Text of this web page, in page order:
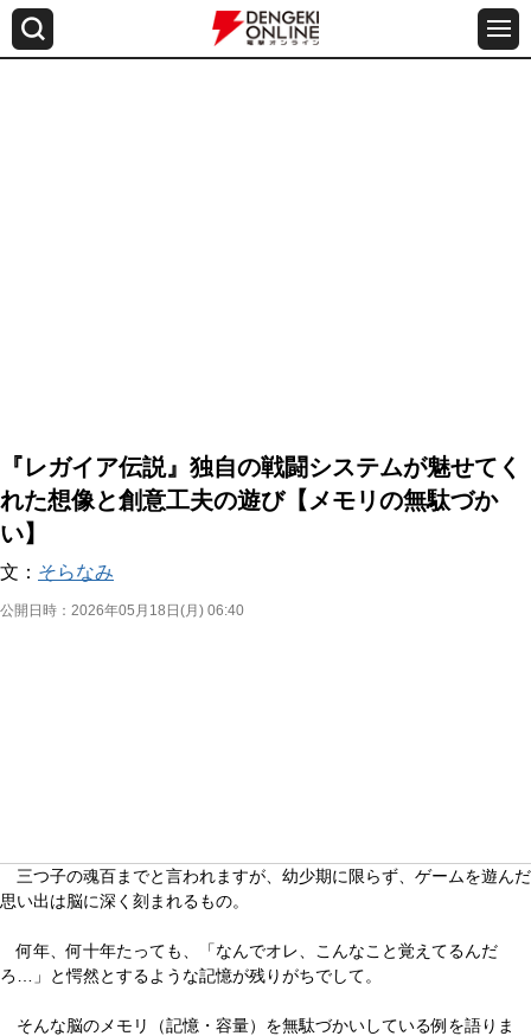
『レガイア伝説』独自の戦闘システムが魅せてく
れた想像と創意工夫の遊び【メモリの無駄づか
い】
文： そらなみ
公開日時： 2026年05月18日(月) 06:40
三つ子の魂百までと言われますが、幼少期に限らず、ゲームを遊んだ
思い出は脳に深く刻まれるもの。
何年、何十年たっても、「なんでオレ、こんなこと覚えてるんだ
ろ…」と愕然とするような記憶が残りがちでして。
そんな脳のメモリ（記憶・容量）を無駄づかいしている例を語りま